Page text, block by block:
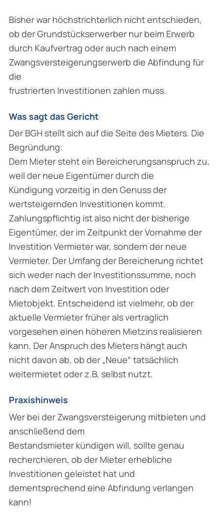
Bisher war höchstrichterlich nicht entschieden,
ob der Grundstückserwerber nur beim Erwerb
durch Kaufvertrag oder auch nach einem
Zwangsversteigerungserwerb die Abfindung für
die
frustrierten Investitionen zahlen muss.
Was sagt das Gericht
Der BGH stellt sich auf die Seite des Mieters. Die
Begründung:
Dem Mieter steht ein Bereicherungsanspruch zu,
weil der neue Eigentümer durch die
Kündigung vorzeitig in den Genuss der
wertsteigernden Investitionen kommt.
Zahlungspflichtig ist also nicht der bisherige
Eigentümer, der im Zeitpunkt der Vornahme der
Investition Vermieter war, sondern der neue
Vermieter. Der Umfang der Bereicherung richtet
sich weder nach der Investitionssumme, noch
nach dem Zeitwert von Investition oder
Mietobjekt. Entscheidend ist vielmehr, ob der
aktuelle Vermieter früher als vertraglich
vorgesehen einen höheren Mietzins realisieren
kann. Der Anspruch des Mieters hängt auch
nicht davon ab, ob der „Neue“ tatsächlich
weitermietet oder z.B. selbst nutzt.
Praxishinweis
Wer bei der Zwangsversteigerung mitbieten und
anschließend dem
Bestandsmieter kündigen will, sollte genau
recherchieren, ob der Mieter erhebliche
Investitionen geleistet hat und
dementsprechend eine Abfindung verlangen
kann!